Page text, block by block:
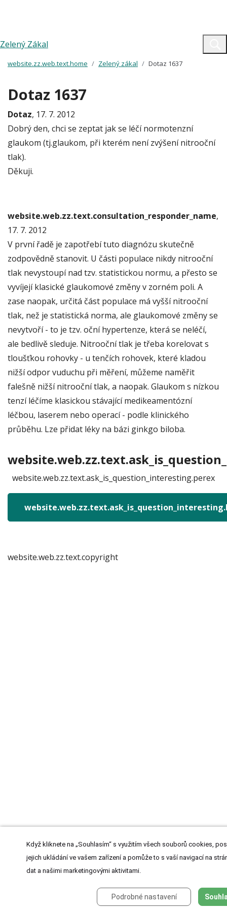
Zelený Zákal
website.zz.web.text.home Zelený zákal Dotaz 1637
Dotaz 1637
Dotaz, 17. 7. 2012
Dobrý den, chci se zeptat jak se léčí normotenzní
glaukom (tj.glaukom, při kterém není zvýšení nitrooční
tlak).
Děkuji.
website.web.zz.text.consultation_responder_name,
17. 7. 2012
V první řadě je zapotřebí tuto diagnózu skutečně
zodpovědně stanovit. U části populace nikdy nitrooční
tlak nevystoupí nad tzv. statistickou normu, a přesto se
vyvíjejí klasické glaukomové změny v zorném poli. A
zase naopak, určitá část populace má vyšší nitrooční
tlak, než je statistická norma, ale glaukomové změny se
nevytvoří - to je tzv. oční hypertenze, která se neléčí,
ale bedlivě sleduje. Nitrooční tlak je třeba korelovat s
tloušťkou rohovky - u tenčích rohovek, které kladou
nižší odpor vuduchu při měření, můžeme naměřit
falešně nižší nitrooční tlak, a naopak. Glaukom s nízkou
tenzí léčíme klasickou stávající medikeamentózní
léčbou, laserem nebo operací - podle klinického
průběhu. Lze přidat léky na bázi ginkgo biloba.
website.web.zz.text.ask_is_question_interesting.perex
website.web.zz.text.copyright
Když kliknete na „Souhlasím“ s využitím všech souborů cookies,
jejich ukládání ve vašem zařízení a pomůže to s vaší navigací na
dat a našimi marketingovými aktivitami.
Podrobné nastavení